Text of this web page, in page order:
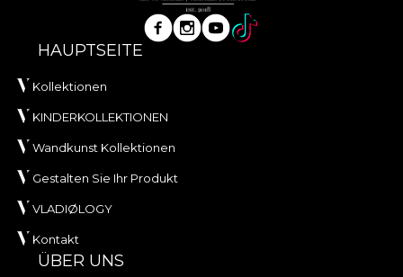
HAUPTSEITE
Kollektionen
KINDERKOLLEKTIONEN
Wandkunst Kollektionen
Gestalten Sie Ihr Produkt
VLADIØLOGY
Kontakt
ÜBER UNS